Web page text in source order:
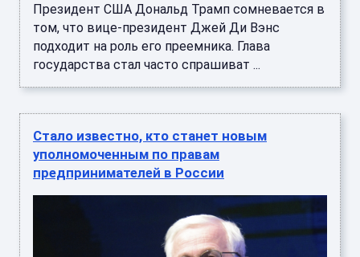
Президент США Дональд Трамп сомневается в
том, что вице-президент Джей Ди Вэнс
подходит на роль его преемника. Глава
государства стал часто спрашиват ...
Стало известно, кто станет новым
уполномоченным по правам
предпринимателей в России